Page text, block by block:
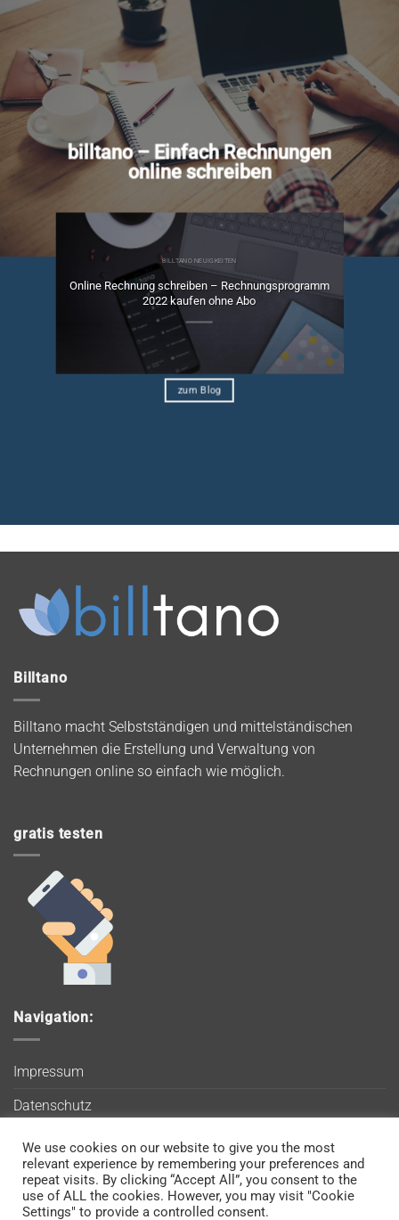
billtano – Einfach Rechnungen
online schreiben
BILLTANO NEUIGKEITEN
Online Rechnung schreiben – Rechnungsprogramm
2022 kaufen ohne Abo
zum Blog
Billtano
Billtano macht Selbstständigen und mittelständischen
Unternehmen die Erstellung und Verwaltung von
Rechnungen online so einfach wie möglich.
gratis testen
Navigation:
Impressum
Datenschutz
AGB
Blog
Kontakt
We use cookies on our website to give you the most
relevant experience by remembering your preferences and
repeat visits. By clicking “Accept All”, you consent to the
use of ALL the cookies. However, you may visit "Cookie
Settings" to provide a controlled consent.
Wir verwenden Cookies, um sicherzustellen, dass Sie auf
unserer Website die bestmögliche Erfahrung machen. Wenn
Sie diese Website weiterhin nutzen, gehen wir davon aus, dass